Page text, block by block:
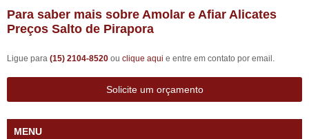
Para saber mais sobre Amolar e Afiar Alicates
Preços Salto de Pirapora
Ligue para (15) 2104-8520 ou clique aqui e entre em contato por email.
Solicite um orçamento
MENU